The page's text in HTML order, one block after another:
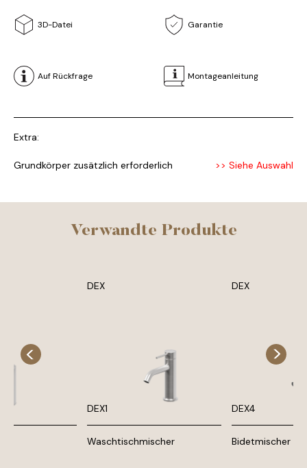
3D-Datei Garantie
Auf Rückfrage Montageanleitung
Extra:
Grundkörper zusätzlich erforderlich >> Siehe Auswahl
Verwandte Produkte
DEX
DEX1
Waschtischmischer
DEX
DEX4
Bidetmischer